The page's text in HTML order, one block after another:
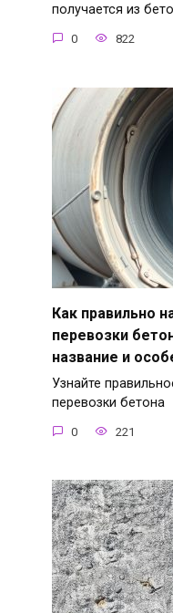
получается из
0 822
Как правильно
перевозки
название и
Узнайте
перевозки бетона
0 221